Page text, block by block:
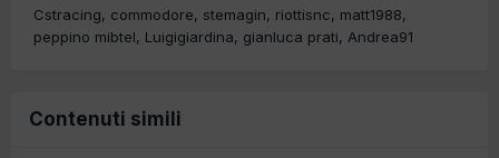
Cstracing commodore stemagin riottisnc
matt1988
peppino mibtel
Luigigiardina gianluca prati Andrea91
Contenuti simili